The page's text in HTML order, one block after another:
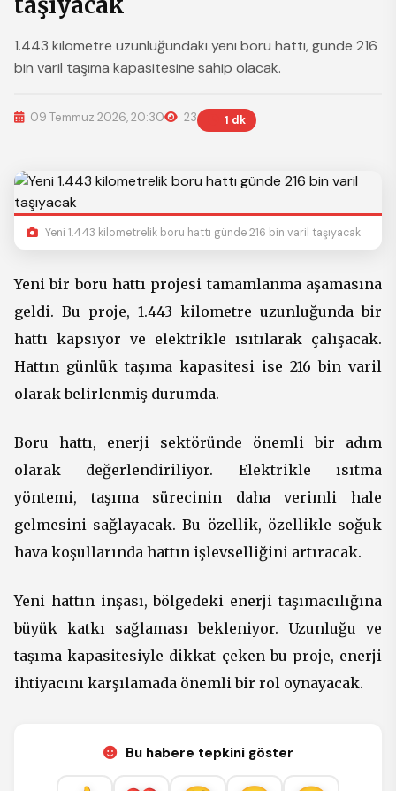
1.443 kilometre uzunluğundaki yeni boru hattı, günde 216
bin varil taşıma kapasitesine sahip olacak.
09 Temmuz 2026, 20:30 23 1 dk
Yeni 1.443 kilometrelik boru hattı günde 216 bin varil taşıyacak
Yeni bir boru hattı projesi tamamlanma aşamasına
geldi. Bu proje, 1.443 kilometre uzunluğunda bir
hattı kapsıyor ve elektrikle ısıtılarak çalışacak.
Hattın günlük taşıma kapasitesi ise 216 bin varil
olarak belirlenmiş durumda.
Boru hattı, enerji sektöründe önemli bir adım
olarak değerlendiriliyor. Elektrikle ısıtma
yöntemi, taşıma sürecinin daha verimli hale
gelmesini sağlayacak. Bu özellik, özellikle soğuk
hava koşullarında hattın işlevselliğini artıracak.
Yeni hattın inşası, bölgedeki enerji taşımacılığına
büyük katkı sağlaması bekleniyor. Uzunluğu ve
taşıma kapasitesiyle dikkat çeken bu proje, enerji
ihtiyacını karşılamada önemli bir rol oynayacak.
Bu habere tepkini göster